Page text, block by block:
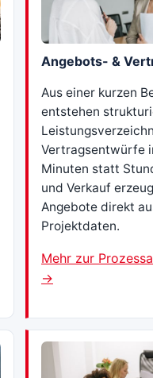
Angebots- &
Aus einer kurzen
entstehen
Vertragsentwürfe
Minuten statt
und Verkauf
Angebote direkt
Projektdaten.
Mehr zur
→